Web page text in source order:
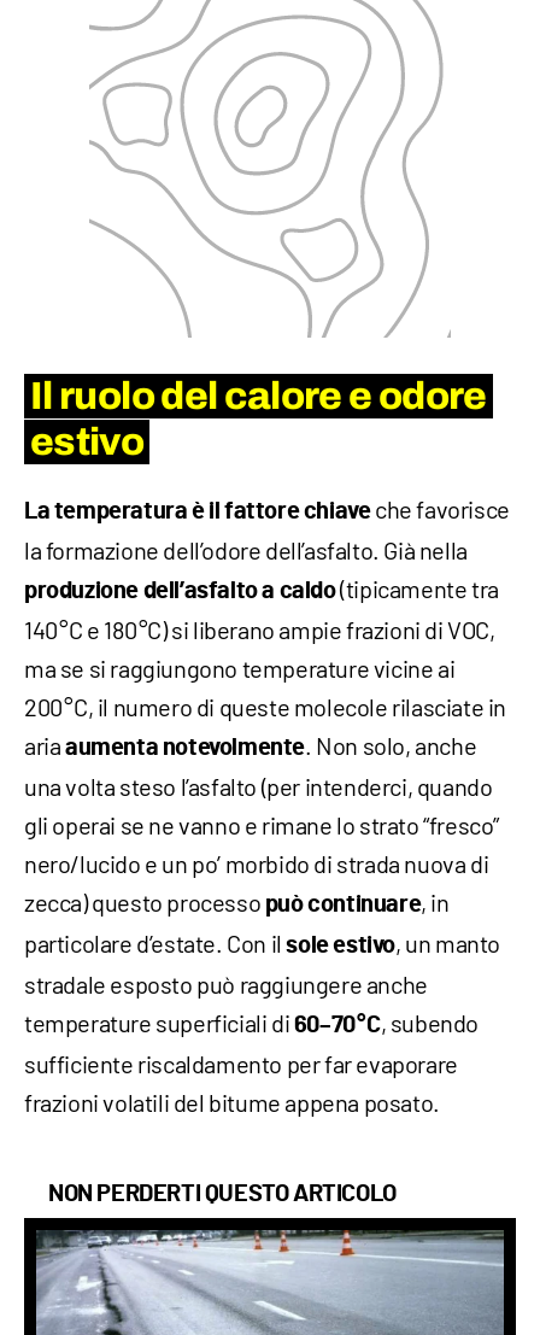
Il ruolo del calore e odore
estivo
La temperatura è il fattore chiaveche favorisce
la formazione dell’odore dell’asfalto. Già nella
produzione dell’asfalto a caldo(tipicamente tra
140 °C e 180 °C) si liberano ampie frazioni di VOC,
ma se si raggiungono temperature vicine ai
200 °C, il numero di queste molecole rilasciate in
aria aumenta notevolmente. Non solo, anche
una volta steso l’asfalto (per intenderci, quando
gli operai se ne vanno e rimane lo strato “fresco”
nero/lucido e un po’ morbido di strada nuova di
zecca) questo processo può continuare, in
particolare d’estate. Con ilsole estivo, un manto
stradale esposto può raggiungere anche
temperature superficiali di 60–70°C, subendo
sufficiente riscaldamento per far evaporare
frazioni volatili del bitume appena posato.
NON PERDERTI QUESTO ARTICOLO